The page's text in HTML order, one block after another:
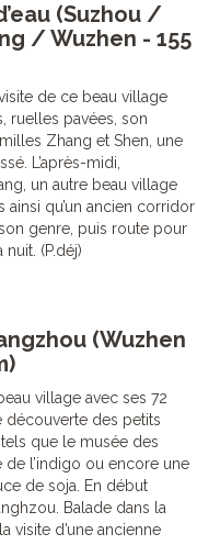
(Suzhou /
/ Wuzhen - 155
de ce beau village
ruelles pavées, son
Zhang et Shen, une
L’après-midi,
un autre beau village
ainsi qu’un ancien corridor
genre, puis route pour
(P.déj)
(Wuzhen
village avec ses 72
des petits
que le musée des
l’indigo ou encore une
de soja. En début
Balade dans la
visite d’une ancienne